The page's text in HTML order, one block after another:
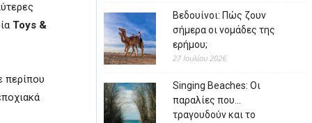
Toys &
περίπου
Βεδουίνοι: Πώς ζουν
σήμερα οι νομάδες της
ερήμου;
27 Ιουλίου 2026
Singing Beaches: Οι
παραλίες που…
τραγουδούν και το